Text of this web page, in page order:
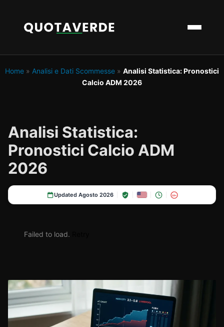
Home » Analisi e Dati Scommesse » Analisi Statistica: Pronostici
Calcio ADM 2026
Analisi Statistica:
Pronostici Calcio ADM
2026
Updated Agosto 2026 18+
Failed to load.